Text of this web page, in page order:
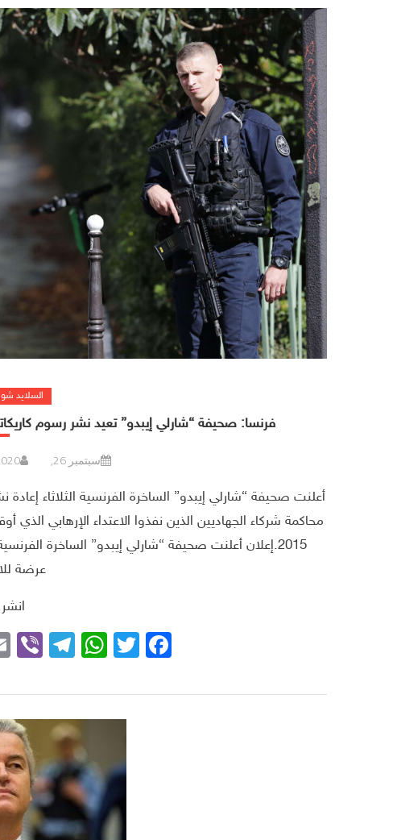
السلايد شو
فرنسا: صحيفة “شارلي إيبدو” تعيد نشر رسوم
سبتمبر 26, 2020
أعلنت صحيفة “شارلي إيبدو” الساخرة الفرنسية الثلاثاء
2015.إعلان أعلنت صحيفة “شارلي إيبدو” الساخرة
عرضة
Facebook
Twitter